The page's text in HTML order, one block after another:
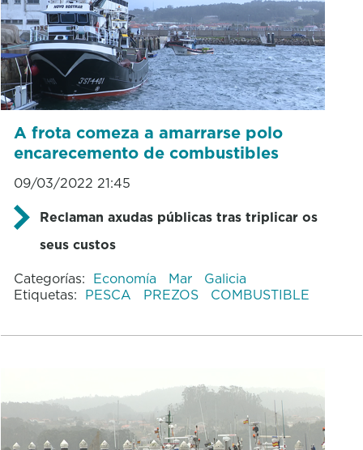
A frota comeza a amarrarse polo
encarecemento de combustibles
09/03/2022 21:45
Reclaman axudas públicas tras triplicar os
seus custos
Categorías: Economía Mar
Galicia
Etiquetas: PESCA PREZOS COMBUSTIBLE